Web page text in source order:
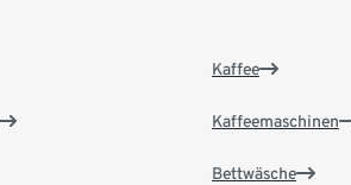
Kaffee
Kaffeemaschinen
Bettwäsche